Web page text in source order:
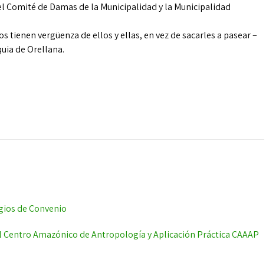
Comité de Damas de la Municipalidad y la Municipalidad
tienen vergüenza de ellos y ellas, en vez de sacarles a pasear –
de Orellana.
de Convenio
Amazónico de Antropología y Aplicación Práctica CAAAP